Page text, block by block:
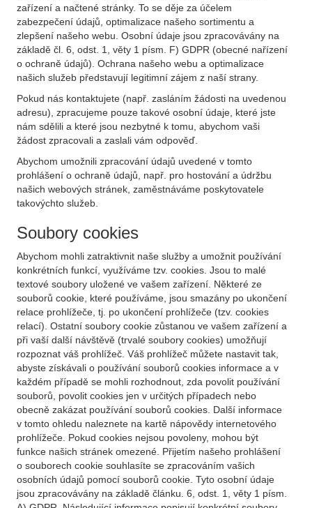
zařízení a načtené stránky. To se děje za účelem
zabezpečení údajů, optimalizace našeho sortimentu a
zlepšení našeho webu. Osobní údaje jsou zpracovávány na
základě čl. 6, odst. 1, věty 1 písm. F) GDPR (obecné nařízení
o ochraně údajů). Ochrana našeho webu a optimalizace
našich služeb představují legitimní zájem z naší strany.
Pokud nás kontaktujete (např. zasláním žádosti na uvedenou
adresu), zpracujeme pouze takové osobní údaje, které jste
nám sdělili a které jsou nezbytné k tomu, abychom vaši
žádost zpracovali a zaslali vám odpověď.
Abychom umožnili zpracování údajů uvedené v tomto
prohlášení o ochraně údajů, např. pro hostování a údržbu
našich webových stránek, zaměstnáváme poskytovatele
takovýchto služeb.
Soubory cookies
Abychom mohli zatraktivnit naše služby a umožnit používání
konkrétních funkcí, využíváme tzv. cookies. Jsou to malé
textové soubory uložené ve vašem zařízení. Některé ze
souborů cookie, které používáme, jsou smazány po ukončení
relace prohlížeče, tj. po ukončení prohlížeče (tzv. cookies
relací). Ostatní soubory cookie zůstanou ve vašem zařízení a
při vaší další návštěvě (trvalé soubory cookies) umožňují
rozpoznat váš prohlížeč. Váš prohlížeč můžete nastavit tak,
abyste získávali o používání souborů cookies informace a v
každém případě se mohli rozhodnout, zda povolit používání
souborů, povolit cookies jen v určitých případech nebo
obecně zakázat používání souborů cookies. Další informace
v tomto ohledu naleznete na kartě nápovědy internetového
prohlížeče. Pokud cookies nejsou povoleny, mohou být
funkce našich stránek omezené. Přijetím našeho prohlášení
o souborech cookie souhlasíte se zpracováním vašich
osobních údajů pomocí souborů cookie. Tyto osobní údaje
jsou zpracovávány na základě článku. 6, odst. 1, věty 1 písm.